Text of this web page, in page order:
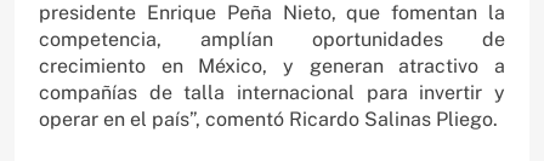
presidente Enrique Peña Nieto, que fomentan la
competencia, amplían oportunidades de
crecimiento en México, y generan atractivo a
compañías de talla internacional para invertir y
operar en el país”, comentó Ricardo Salinas Pliego.